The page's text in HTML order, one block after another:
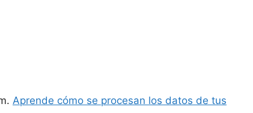
Aprende cómo se procesan los datos de tus